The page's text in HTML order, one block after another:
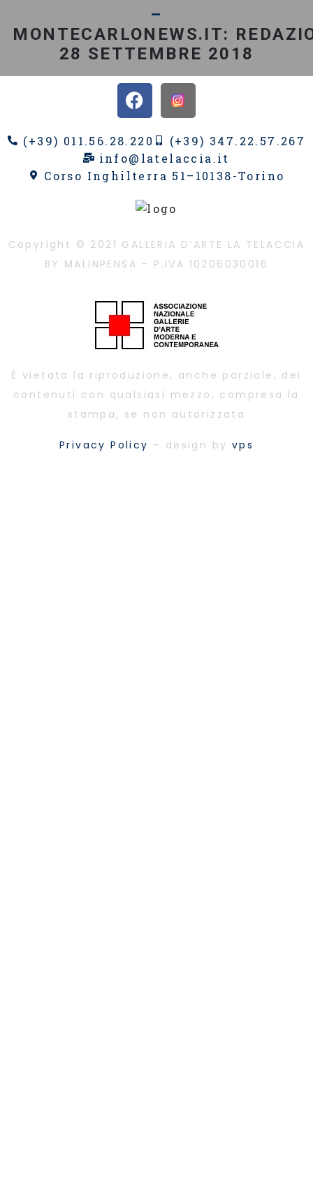
–
MONTECARLONEWS.IT:
28 SETTEMBRE 2018
(+39) 011.56.28.220
(+39) 347.22.57.267
info@latelaccia.it
Corso Inghilterra 51–10138-Torino
Copyright © 2021 GALLERIA D’ARTE LA TELACCIA
BY MALINPENSA – P.IVA 10206030016
È vietata la riproduzione, anche parziale, dei
contenuti con qualsiasi mezzo, compresa la
stampa, se non autorizzata
Privacy Policy – design by vps